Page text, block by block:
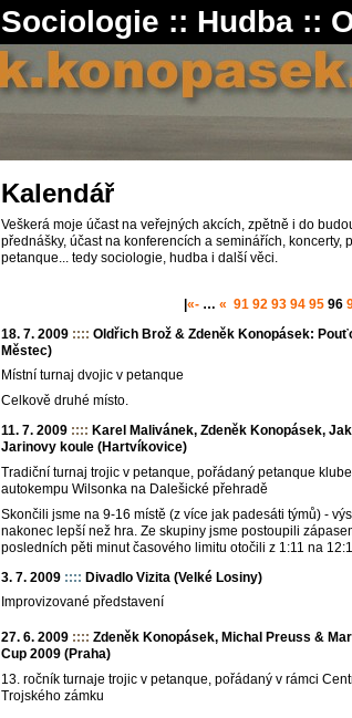
Sociologie :: Hudba ::
Kalendář
Veškerá moje účast na veřejných akcích, zpětně i do
přednášky, účast na konferencích a seminářích, koncerty,
petanque... tedy sociologie, hudba i další věci.
|«- … « 91 92 93 94 95 96
18. 7. 2009 :::: Oldřich Brož & Zdeněk Konopásek:
Městec)
Místní turnaj dvojic v petanque
Celkově druhé místo.
11. 7. 2009 :::: Karel Malivánek, Zdeněk Konopásek,
Jarinovy koule (Hartvíkovice)
Tradiční turnaj trojic v petanque, pořádaný petanque
autokempu Wilsonka na Dalešické přehradě
Skončili jsme na 9-16 místě (z více jak padesáti týmů) -
nakonec lepší než hra. Ze skupiny jsme postoupili
posledních pěti minut časového limitu otočili z 1:11 na
3. 7. 2009 :::: Divadlo Vizita (Velké Losiny)
Improvizované představení
27. 6. 2009 :::: Zdeněk Konopásek, Michal Preuss &
Cup 2009 (Praha)
13. ročník turnaje trojic v petanque, pořádaný v rámci
Trojského zámku